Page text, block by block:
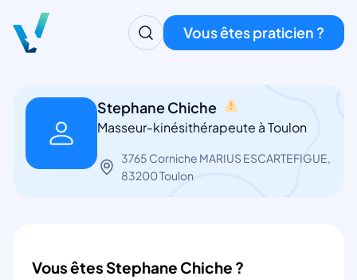
Vous êtes praticien ?
Stephane Chiche
Masseur-kinésithérapeute à Toulon
3765 Corniche MARIUS ESCARTEFIGUE,
83200 Toulon
Vous êtes Stephane Chiche ?